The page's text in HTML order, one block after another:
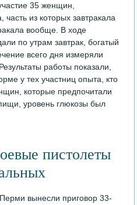
35 женщин,
из которых завтракала
вообще. В ходе
по утрам завтрак, богатый
всего дня измеряли
работы показали,
у тех участниц опыта, кто
которые предпочитали
уровень глюкозы был
пистолеты
вынесли приговор 33-